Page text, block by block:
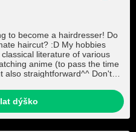
to become a hairdresser! Do
haircut? :D My hobbies
literature of various
anime (to pass the time
also straightforward^^ Don't
dýško